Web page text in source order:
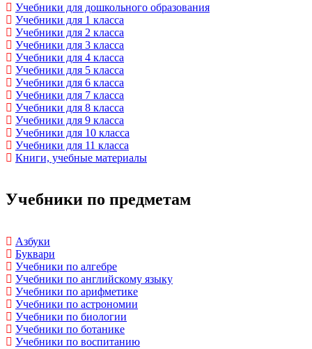
Учебники для дошкольного образования
Учебники для 1 класса
Учебники для 2 класса
Учебники для 3 класса
Учебники для 4 класса
Учебники для 5 класса
Учебники для 6 класса
Учебники для 7 класса
Учебники для 8 класса
Учебники для 9 класса
Учебники для 10 класса
Учебники для 11 класса
Книги, учебные материалы
Учебники по предметам
Азбуки
Буквари
Учебники по алгебре
Учебники по английскому языку
Учебники по арифметике
Учебники по астрономии
Учебники по биологии
Учебники по ботанике
Учебники по воспитанию